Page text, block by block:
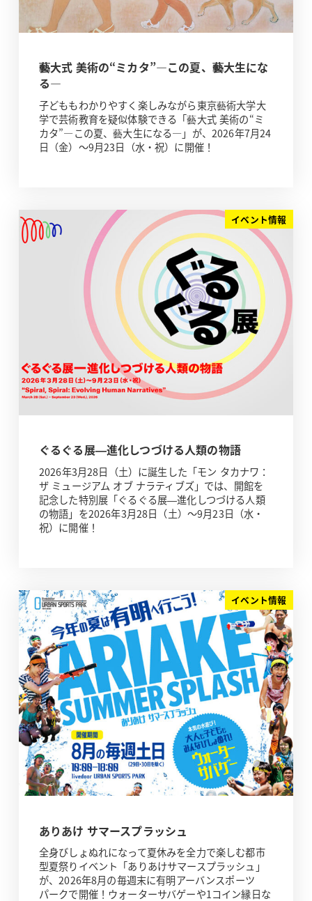
藝大式 美術の“ミカタ”―この夏、藝大生にな
る―
子どももわかりやすく楽しみながら東京藝術大学大
学で芸術教育を疑似体験できる「藝大式 美術の“ミ
カタ”―この夏、藝大生になる―」が、2026年7月24
日（金）～9月23日（水・祝）に開催！
イベント情報
ぐるぐる展—進化しつづける人類の物語
2026年3月28日（土）に誕生した「モン タカナワ：
ザ ミュージアム オブ ナラティブズ」では、開館を
記念した特別展「ぐるぐる展—進化しつづける人類
の物語」を2026年3月28日（土）～9月23日（水・
祝）に開催！
イベント情報
ありあけ サマースプラッシュ
全身びしょぬれになって夏休みを全力で楽しむ都市
型夏祭りイベント「ありあけサマースプラッシュ」
が、2026年8月の毎週末に有明アーバンスポーツ
パークで開催！ウォーターサバゲーや1コイン縁日な